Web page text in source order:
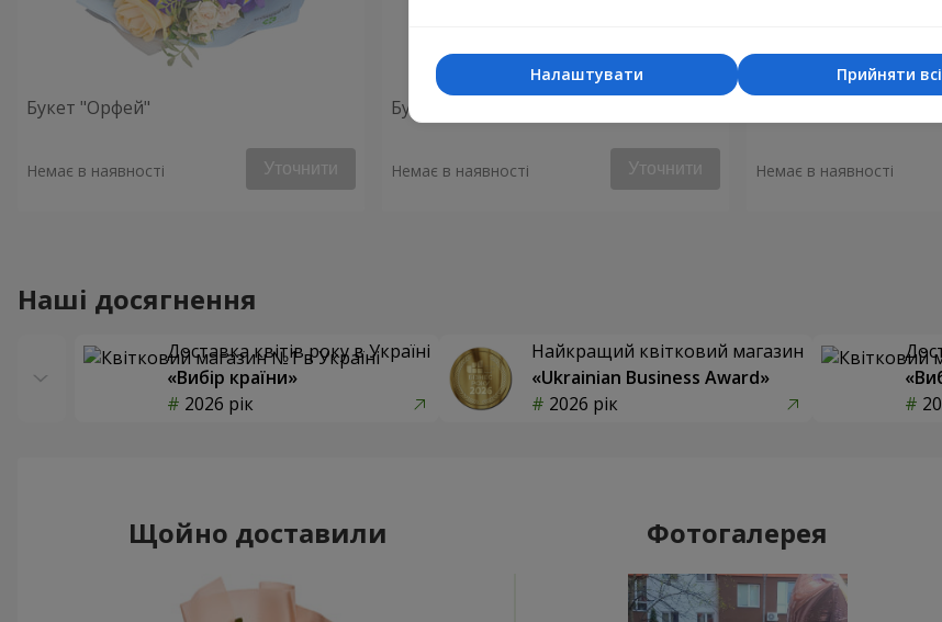
Букет "Орфей"
Немає в наявності Уточнити
Букет "Фаренгейт"
Немає в наявності Уточнити Немає в наявності
Наші досягнення
Доставка квітів року в Україні
«Вибір країни»
2026 рік
Найкращий квітковий магазин
«Ukrainian Business Award»
2026 рік
Щойно доставили Фотогалерея
Прийняти всі
Налаштувати